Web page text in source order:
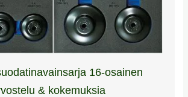
16-osainen
& kokemuksia